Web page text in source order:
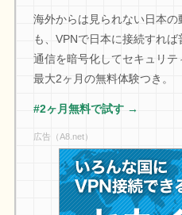
海外からは見られない日本
も、VPNで日本に接続すれ
通信を暗号化してセキュリテ
最大2ヶ月の無料体験つき。
#2ヶ月無料で試す →
広告（A8.net）